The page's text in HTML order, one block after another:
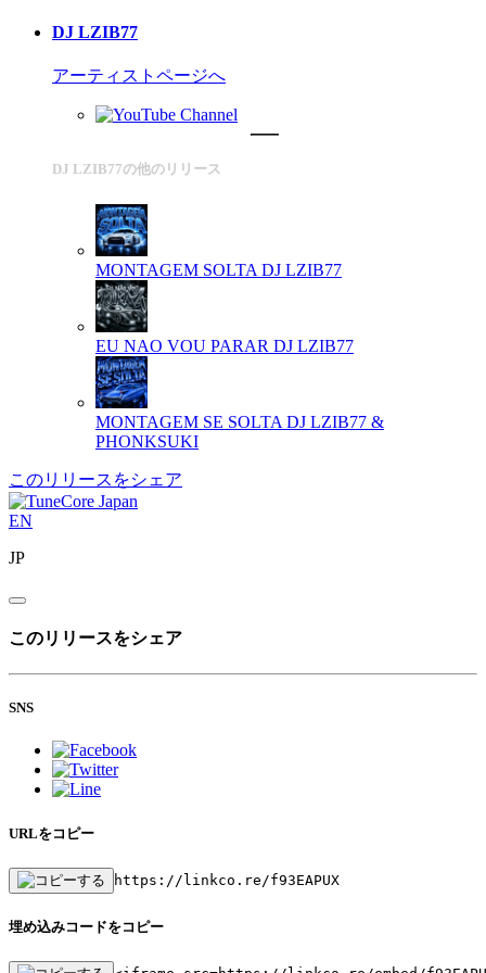
DJ LZIB77
アーティストページへ
DJ LZIB77の他のリリース
MONTAGEM SOLTA DJ LZIB77
EU NAO VOU PARAR DJ LZIB77
MONTAGEM SE SOLTA DJ LZIB77 &
PHONKSUKI
このリリースをシェア
EN
JP
このリリースをシェア
SNS
URLをコピー
https://linkco.re/f93EAPUX
埋め込みコードをコピー